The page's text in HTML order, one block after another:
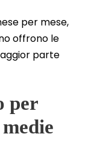
per mese,
offrono le
parte
per